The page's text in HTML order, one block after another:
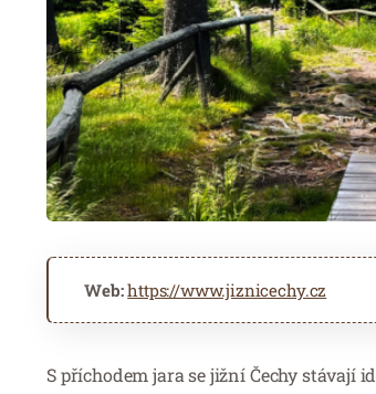
Web:https://www.jiznicechy.cz
S příchodem jara se jižní Čechy stávají